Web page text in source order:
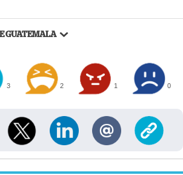
GUATEMALA
3 2 1 0